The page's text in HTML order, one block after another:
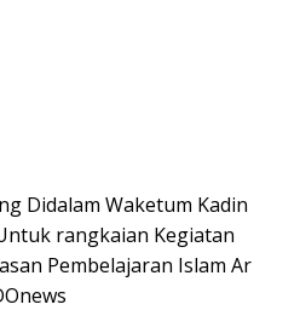
Didalam Waketum Kadin
rangkaian Kegiatan
Pembelajaran Islam Ar